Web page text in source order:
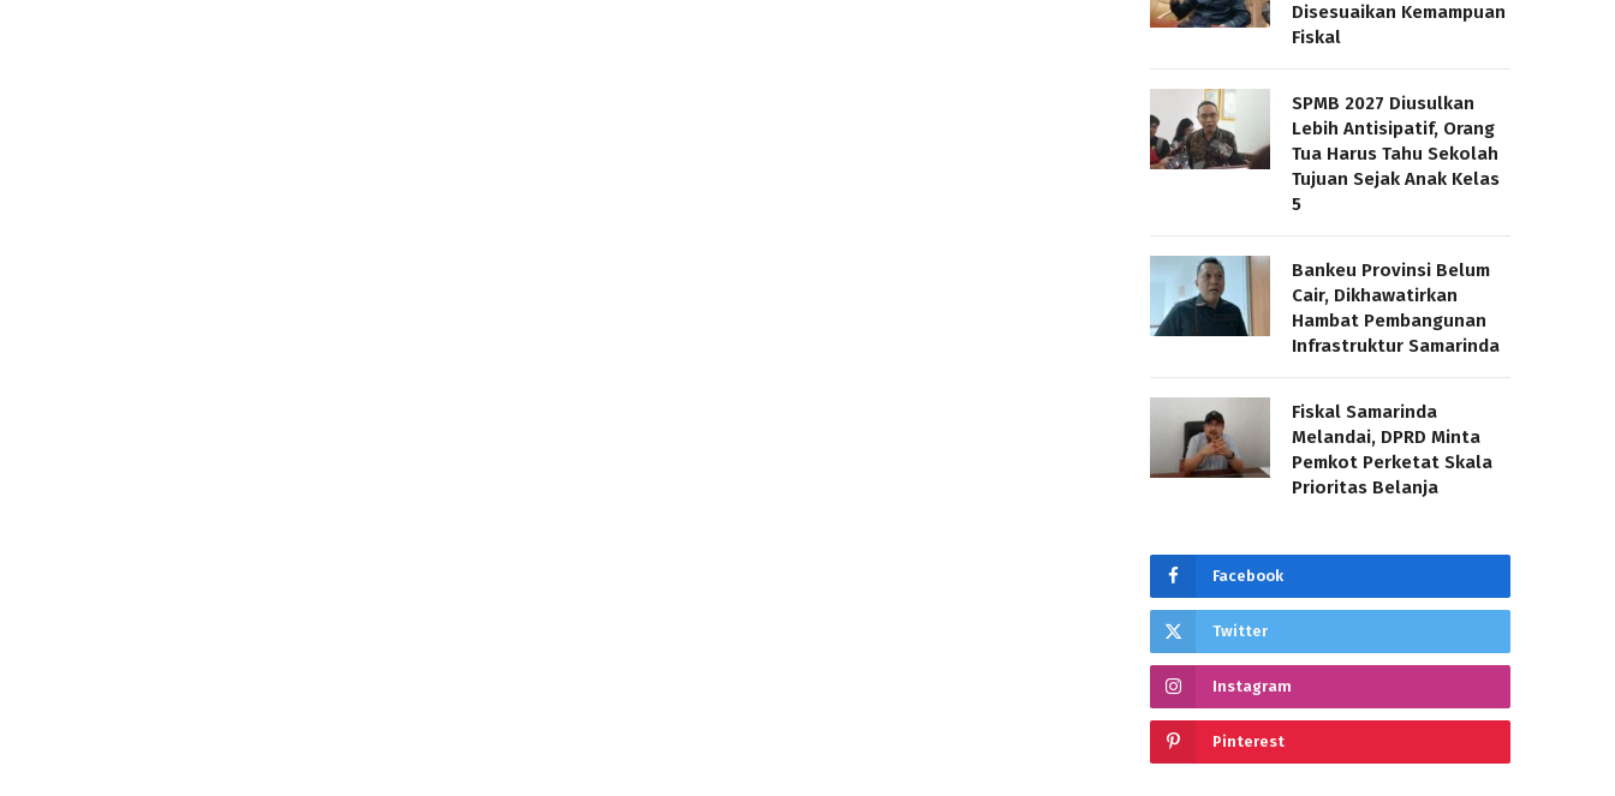
Disesuaikan Kemampuan
Fiskal
SPMB 2027 Diusulkan
Lebih Antisipatif, Orang
Tua Harus Tahu Sekolah
Tujuan Sejak Anak Kelas
5
Bankeu Provinsi Belum
Cair, Dikhawatirkan
Hambat Pembangunan
Infrastruktur Samarinda
Fiskal Samarinda
Melandai, DPRD Minta
Pemkot Perketat Skala
Prioritas Belanja
Facebook
Twitter
Instagram
Pinterest